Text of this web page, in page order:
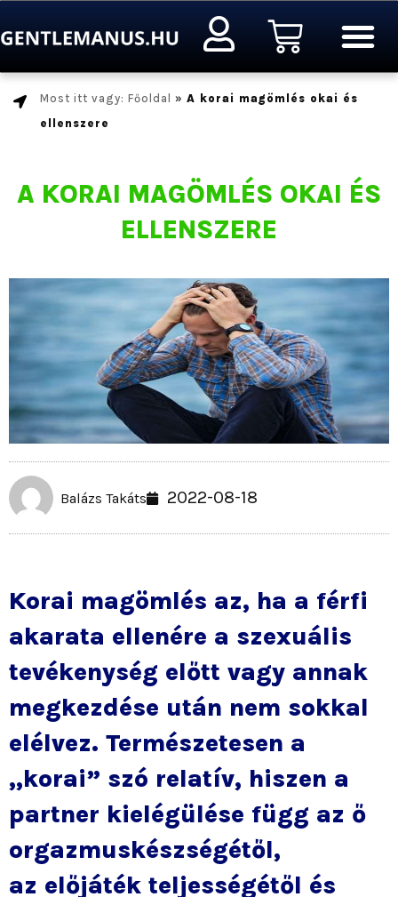
a
Kosár
Most itt vagy: Főoldal » A korai magömlés okai és
ellenszere
A KORAI MAGÖMLÉS OKAI ÉS
ELLENSZERE
Balázs Takáts 2022-08-18
Korai magömlés az, ha a férfi
akarata ellenére a szexuális
tevékenység előtt vagy annak
megkezdése után nem sokkal
elélvez. Természetesen a
,,korai” szó relatív, hiszen a
partner kielégülése függ az ő
orgazmuskészségétől,
az előjáték teljességétől és